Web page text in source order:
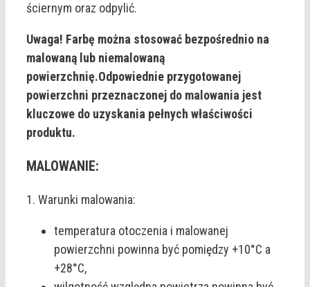
ściernym oraz odpylić.
Uwaga! Farbę można stosować bezpośrednio na
malowaną lub niemalowaną
powierzchnię.Odpowiednie przygotowanej
powierzchni przeznaczonej do malowania jest
kluczowe do uzyskania pełnych właściwości
produktu.
MALOWANIE:
1. Warunki malowania:
temperatura otoczenia i malowanej
powierzchni powinna być pomiędzy +10°C a
+28°C,